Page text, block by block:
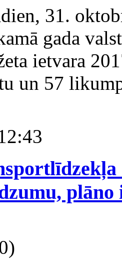
31.
gada
ietvara
un 57